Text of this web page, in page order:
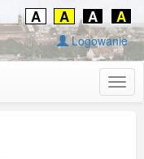
A A A A
Logowanie